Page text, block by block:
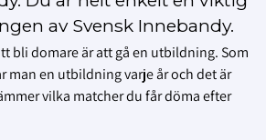
av Svensk Innebandy.
bli domare är att gå en utbildning. Som
man en utbildning varje år och det är
vilka matcher du får döma efter